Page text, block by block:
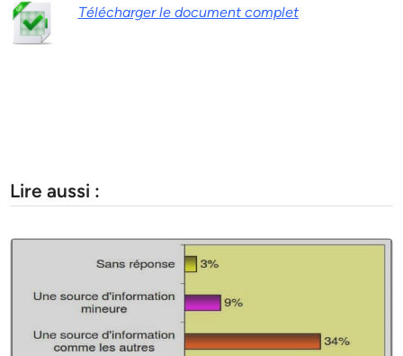
Télécharger le document complet
Lire aussi :